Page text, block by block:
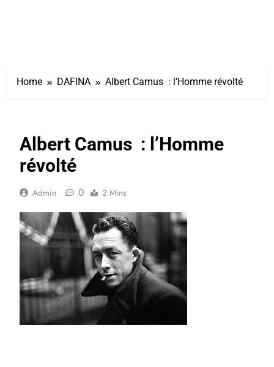
Home DAFINA Albert Camus : l’Homme révolté
Albert Camus : l’Homme
révolté
Admin 0 2 Mins